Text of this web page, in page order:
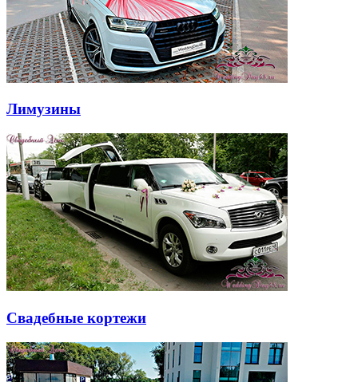
Лимузины
Свадебные кортежи